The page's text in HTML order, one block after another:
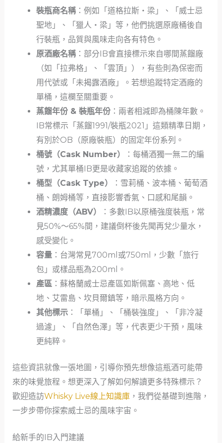
裝瓶商名稱：例如「道格拉斯‧梁」、「威士忌
聖地」、「獵人‧梁」等，他們挑選原廠桶後自
行裝瓶，品質與風味走向各有特色。
原酒廠名稱：部分IB會直接標示來自哪間蒸餾廠
（如「拉弗格」、「雲頂」），有些則為保密而
用代號或「未揭露酒廠」。若想追蹤特定酒廠的
單桶，這欄至關重要。
蒸餾年份 & 裝瓶年份：兩者相減即為桶陳年數。
IB常標示「蒸餾1991/裝瓶2021」這類精準日期，
有別於OB（原廠裝瓶）的固定年份系列。
桶號（Cask Number）
：每桶酒獨一無二的編
號，尤其單桶IB更是收藏家追蹤的依據。
桶型（Cask Type）
：雪莉桶、波本桶、葡萄酒
桶、朗姆桶等，直接影響香氣、口感和尾韻。
酒精濃度（ABV）
：多數IB以原桶強度裝瓶，常
見50%～65%間，建議倒杯後先聞再兌少量水，
感受變化。
容量：台灣常見700ml或750ml，少數「旅行
包」或樣品瓶為200ml。
產區 ：蘇格蘭威士忌產區如斯佩塞、高地、低
地、艾雷島、坎貝爾鎮等，暗示風格方向。
其他標示：「單桶」、「桶裝強度」、「非冷凝
過濾」、「自然色澤」等，代表更少干預，風味
更純粹。
這些資訊就像一張地圖，引導你預先想像這瓶酒可能帶
來的味覺旅程。想更深入了解如何解讀更多特殊標示？
歡迎造訪Whisky Live線上知識庫，我們從基礎到進階，
一步步帶你探索威士忌的風味宇宙。
給新手的IB入門建議